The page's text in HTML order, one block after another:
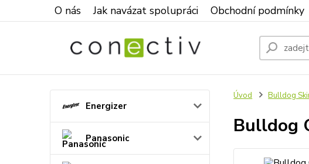
O nás Jak navázat spolupráci Obchodní podmínky
Energizer
Panasonic
Úvod Bulldog
Bulldog